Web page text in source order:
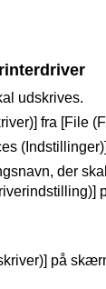
udskrives.
fra [File
der
på